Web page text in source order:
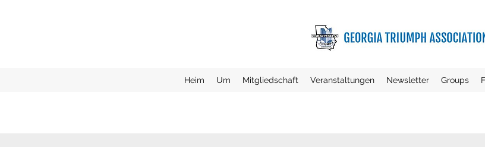
Heim Um Mitgliedschaft Veranstaltungen Newsletter Groups